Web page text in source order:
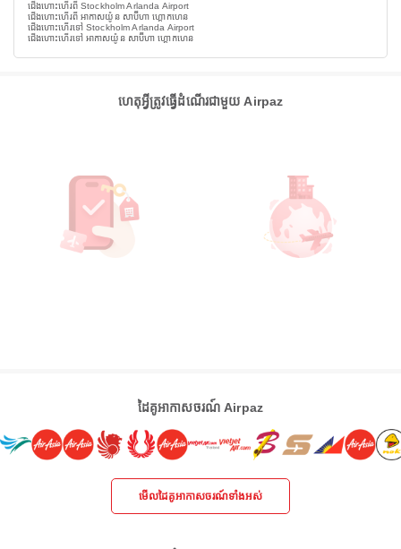
ជើងហោះហើរពី Stockholm Arlanda Airport
ជើងហោះហើរពី អាកាសយ៉ូន សាប៊ីហា ហ្គោកហេន
ជើងហោះហើរទៅ Stockholm Arlanda Airport
ជើងហោះហើរទៅ អាកាសយ៉ូន សាប៊ីហា ហ្គោកហេន
ហេតុអ្វីត្រូវធ្វើដំណើរជាមួយ Airpaz
ដៃគូអាកាសចរណ៍ Airpaz
មើលដៃគូអាកាសចរណ៍ទាំងអស់